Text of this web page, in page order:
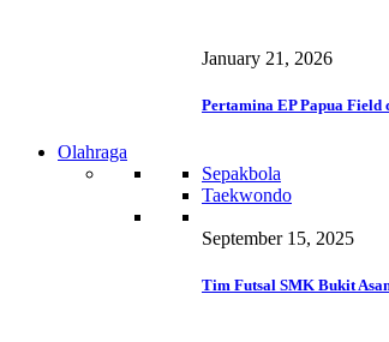
January 21, 2026
Pertamina EP Papua
Olahraga
Sepakbola
Taekwondo
September 15, 2025
Tim Futsal SMK Bukit